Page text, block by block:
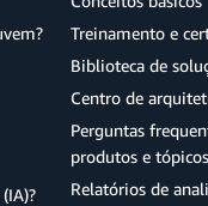
Treinamento e
Biblioteca de
Centro de
Perguntas
produtos e
Relatórios de